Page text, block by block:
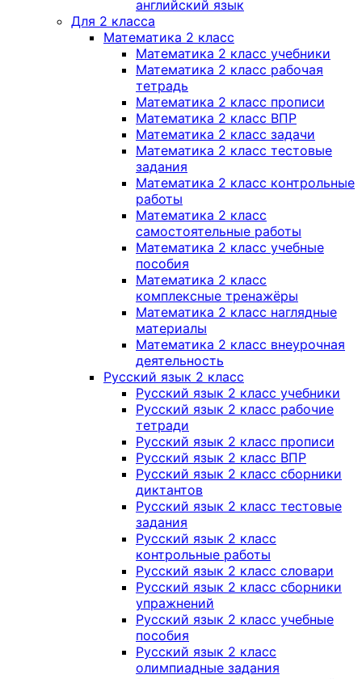
английский язык
Для 2 класса
Математика 2 класс
Математика 2 класс учебники
Математика 2 класс рабочая
тетрадь
Математика 2 класс прописи
Математика 2 класс ВПР
Математика 2 класс задачи
Математика 2 класс тестовые
задания
Математика 2 класс контрольные
работы
Математика 2 класс
самостоятельные работы
Математика 2 класс учебные
пособия
Математика 2 класс
комплексные тренажёры
Математика 2 класс наглядные
материалы
Математика 2 класс внеурочная
деятельность
Русский язык 2 класс
Русский язык 2 класс учебники
Русский язык 2 класс рабочие
тетради
Русский язык 2 класс прописи
Русский язык 2 класс ВПР
Русский язык 2 класс сборники
диктантов
Русский язык 2 класс тестовые
задания
Русский язык 2 класс
контрольные работы
Русский язык 2 класс словари
Русский язык 2 класс сборники
упражнений
Русский язык 2 класс учебные
пособия
Русский язык 2 класс
олимпиадные задания